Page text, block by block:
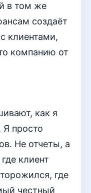
в том же
создаёт
клиентами,
компанию от
как я
Я просто
Не отчеты, а
клиент
где
честный